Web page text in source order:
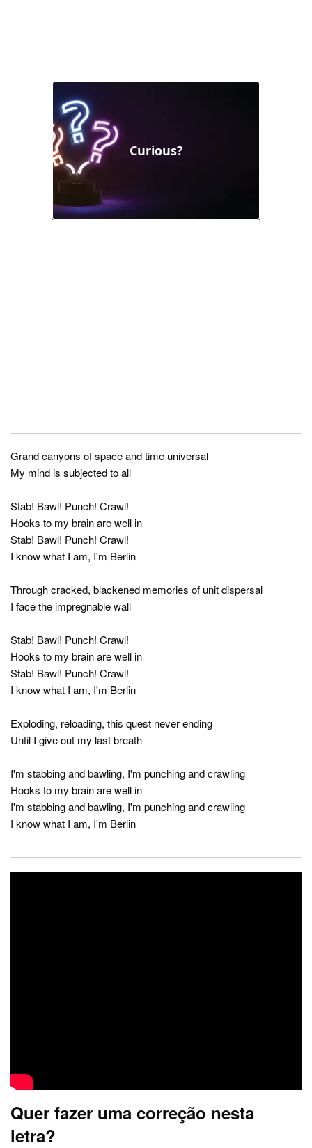
Grand canyons of space and time universal
My mind is subjected to all
Stab! Bawl! Punch! Crawl!
Hooks to my brain are well in
Stab! Bawl! Punch! Crawl!
I know what I am, I'm Berlin
Through cracked, blackened memories of unit dispersal
I face the impregnable wall
Stab! Bawl! Punch! Crawl!
Hooks to my brain are well in
Stab! Bawl! Punch! Crawl!
I know what I am, I'm Berlin
Exploding, reloading, this quest never ending
Until I give out my last breath
I'm stabbing and bawling, I'm punching and crawling
Hooks to my brain are well in
I'm stabbing and bawling, I'm punching and crawling
I know what I am, I'm Berlin
Quer fazer uma correção nesta
letra?